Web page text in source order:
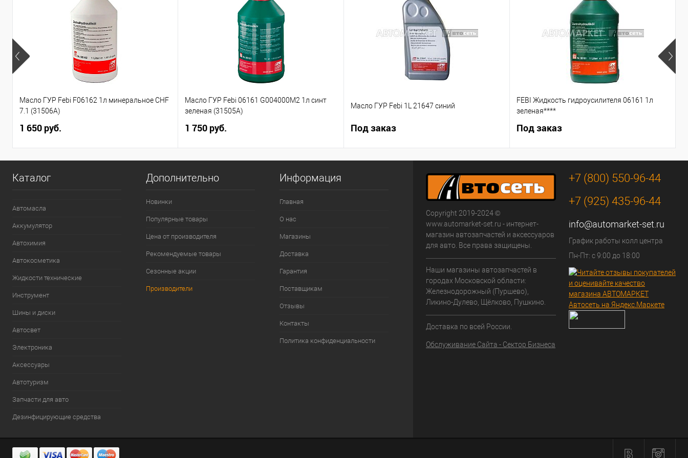
Масло ГУР Febi F06162 1л минеральное CHF
7.1 (31506A)
1 650 руб.
Масло ГУР Febi 06161 G004000M2 1л синт
зеленая (31505А)
1 750 руб.
Масло ГУР Febi 1L 21647 синий
Под заказ
FEBI Жидкость гидроусилителя 06161 1л
зеленая****
Под заказ
Каталог
Автомасла
Аккумулятор
Автохимия
Автокосметика
Жидкости технические
Инструмент
Шины и диски
Автосвет
Электроника
Аксессуары
Автотуризм
Запчасти для авто
Дезинфицирующие средства
Дополнительно
Новинки
Популярные товары
Цена от производителя
Рекомендуемые товары
Сезонные акции
Производители
Информация
Главная
О нас
Магазины
Доставка
Гарантия
Поставщикам
Отзывы
Контакты
Политика конфиденциальности
Copyright 2019-2024 ©
www.automarket-set.ru - интернет-
магазин автозапчастей и аксессуаров
для авто. Все права защищены.
Наши магазины автозапчастей в
городах Московской области:
Железнодорожный (Пуршево),
Ликино-Дулево, Щёлково, Пушкино.
Доставка по всей России.
Обслуживание Сайта - Сектор Бизнеса
+7 (800) 550-96-44
+7 (925) 435-96-44
info@automarket-set.ru
График работы колл центра
Пн-Пт: с 9:00 до 18:00